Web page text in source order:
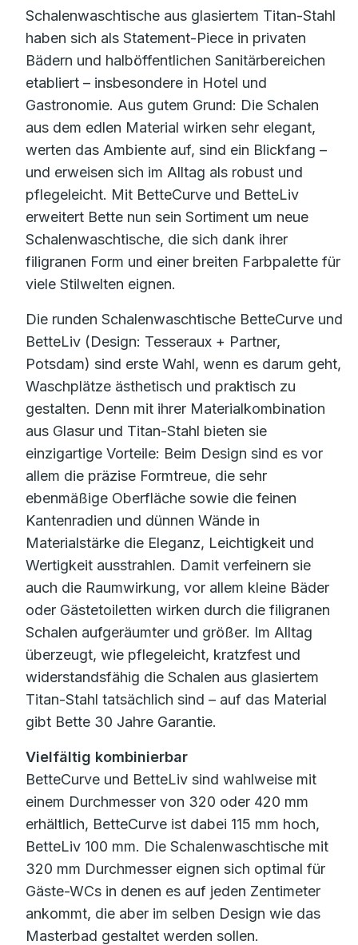
Schalenwaschtische aus glasiertem Titan-Stahl
haben sich als Statement-Piece in privaten
Bädern und halböffentlichen Sanitärbereichen
etabliert – insbesondere in Hotel und
Gastronomie. Aus gutem Grund: Die Schalen
aus dem edlen Material wirken sehr elegant,
werten das Ambiente auf, sind ein Blickfang –
und erweisen sich im Alltag als robust und
pflegeleicht. Mit BetteCurve und BetteLiv
erweitert Bette nun sein Sortiment um neue
Schalenwaschtische, die sich dank ihrer
filigranen Form und einer breiten Farbpalette für
viele Stilwelten eignen.
Die runden Schalenwaschtische BetteCurve und
BetteLiv (Design: Tesseraux + Partner,
Potsdam) sind erste Wahl, wenn es darum geht,
Waschplätze ästhetisch und praktisch zu
gestalten. Denn mit ihrer Materialkombination
aus Glasur und Titan-Stahl bieten sie
einzigartige Vorteile: Beim Design sind es vor
allem die präzise Formtreue, die sehr
ebenmäßige Oberfläche sowie die feinen
Kantenradien und dünnen Wände in
Materialstärke die Eleganz, Leichtigkeit und
Wertigkeit ausstrahlen. Damit verfeinern sie
auch die Raumwirkung, vor allem kleine Bäder
oder Gästetoiletten wirken durch die filigranen
Schalen aufgeräumter und größer. Im Alltag
überzeugt, wie pflegeleicht, kratzfest und
widerstandsfähig die Schalen aus glasiertem
Titan-Stahl tatsächlich sind – auf das Material
gibt Bette 30 Jahre Garantie.
Vielfältig kombinierbar
BetteCurve und BetteLiv sind wahlweise mit
einem Durchmesser von 320 oder 420 mm
erhältlich, BetteCurve ist dabei 115 mm hoch,
BetteLiv 100 mm. Die Schalenwaschtische mit
320 mm Durchmesser eignen sich optimal für
Gäste-WCs in denen es auf jeden Zentimeter
ankommt, die aber im selben Design wie das
Masterbad gestaltet werden sollen.